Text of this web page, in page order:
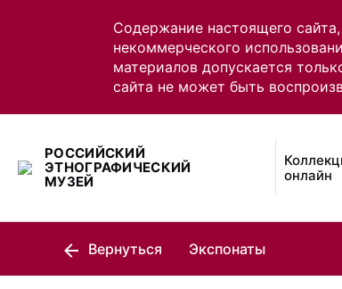
Содержание настоящего
некоммерческого
материалов допускается
сайта не может быть
РОССИЙСКИЙ
ЭТНОГРАФИЧЕСКИЙ
МУЗЕЙ
онлайн
Вернуться Экспонаты